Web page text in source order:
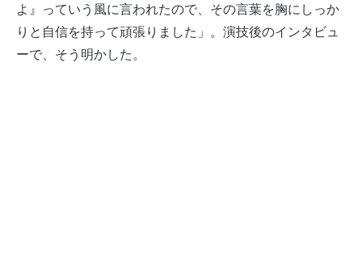
よ』っていう風に言われたので、その言葉を胸にしっか
りと自信を持って頑張りました」
。演技後のインタビュ
ーで、そう明かした。